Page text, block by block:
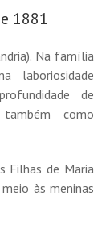
1881
Na família
laboriosidade
de
como
Filhas de Maria
às meninas